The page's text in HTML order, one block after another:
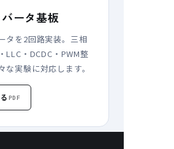
ータ基板
タを2回路実装。三相
LLC・DCDC・PWM整
な実験に対応します。
PDF